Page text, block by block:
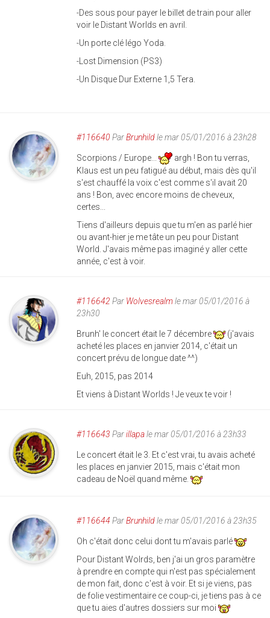
-Des sous pour payer le billet de train pour aller
voir le Distant Worlds en avril.
-Un porte clé légo Yoda.
-Lost Dimension (PS3)
-Un Disque Dur Externe 1,5 Tera.
#116640 ParBrunhildle mar 05/01/2016 à 23h28
Scorpions / Europe...
argh ! Bon tu verras,
Klaus est un peu fatigué au début, mais dès qu'il
s'est chauffé la voix c'est comme s'il avait 20
ans ! Bon, avec encore moins de cheveux,
certes...
Tiens d'ailleurs depuis que tu m'en as parlé hier
ou avant-hier je me tâte un peu pour Distant
World. J'avais même pas imaginé y aller cette
année, c'est à voir.
#116642 Par Wolvesrealmle mar 05/01/2016 à
23h30
Brunh' le concert était le 7 décembre
(j'avais
acheté les places en janvier 2014, c'était un
concert prévu de longue date ^^)
Euh, 2015, pas 2014
Et viens à Distant Worlds ! Je veux te voir !
#116643 Parillapale mar 05/01/2016 à 23h33
Le concert était le 3. Et c'est vrai, tu avais acheté
les places en janvier 2015, mais c'était mon
cadeau de Noël quand même.
#116644 ParBrunhildle mar 05/01/2016 à 23h35
Oh c'était donc celui dont tu m'avais parlé
Pour Distant Wolrds, ben j'ai un gros paramètre
à prendre en compte qui n'est pas spécialement
de mon fait, donc c'est à voir. Et si je viens, pas
de folie vestimentaire ce coup-ci, je tiens pas à ce
que tu aies d'autres dossiers sur moi